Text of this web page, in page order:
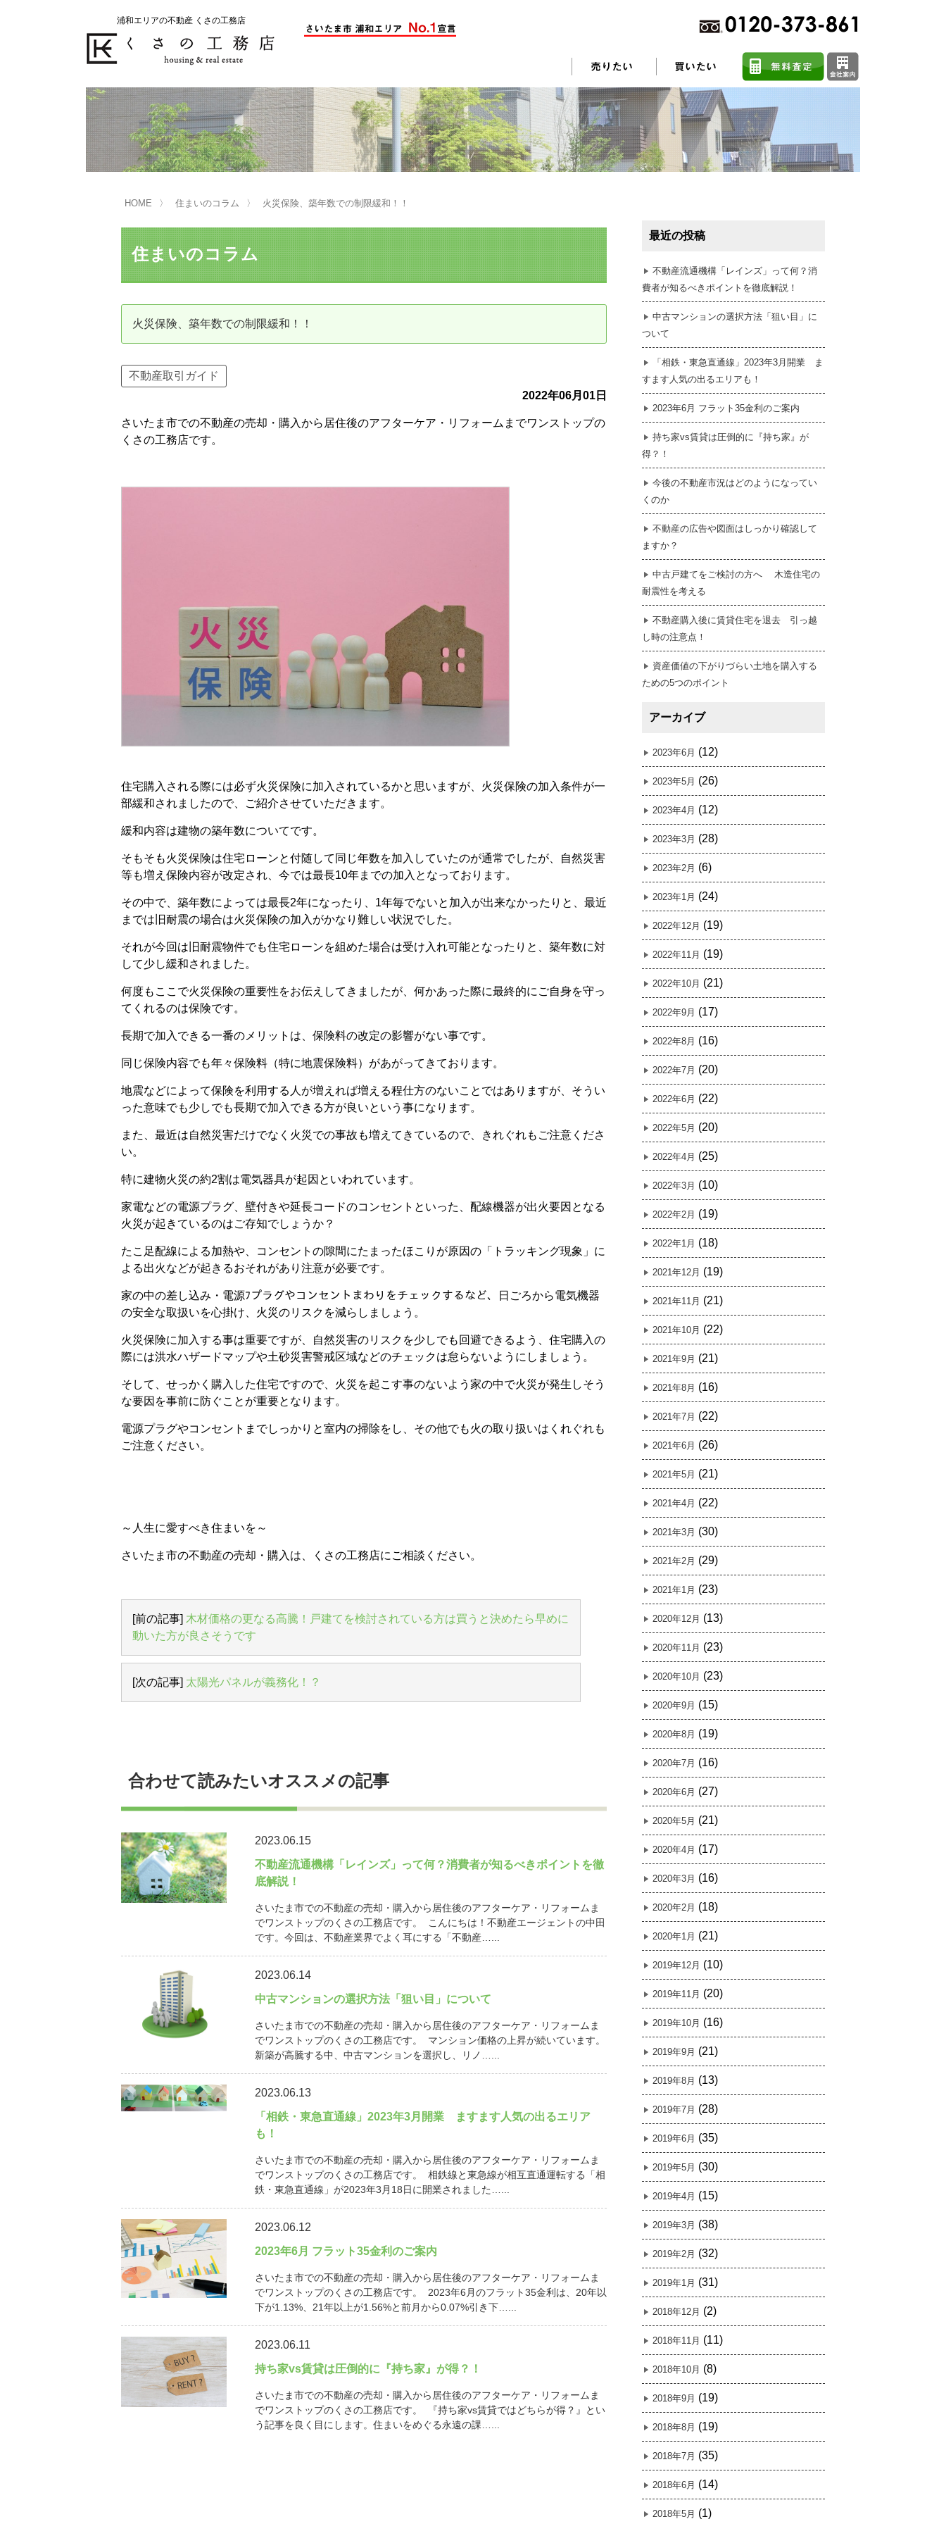
浦和エリアの不動産 くさの工務店
不動産の売却をお考えのお客様
くさの工務店が選ばれる理由 売却活動 売却されたお客様の声 不動産売却に関するよくある質問
買い替えサポート はじめての売却 不動産売却成功のコツ 任意売却
不動産の相続 売却前の修繕・リフォーム
売却の流れ（手順）
不動産売却の詳しい流れ 売買契約のご締結
不動産の引き渡し 不動産の残代金の受領について 不動産売却後の税金
不動産の購入をお考えのお客様
くさの工務店が選ばれる理由 購入されたお客様の声 不動産購入に関するよくある質問
住宅ローン控除・消費税について
リニュアル仲介とは
資産価値の減りにくい住宅購入 中古だから安心して購入できる仕組み リニュアル仲介で実現する豊かな暮らし はじめての物件探し
HOME 住まいのコラム 火災保険、築年数での制限緩和！！
住まいのコラム
火災保険、築年数での制限緩和！！
不動産取引ガイド
2022年06月01日
さいたま市での不動産の売却・購入から居住後のアフターケア・リフォームまでワンストップの
くさの工務店です。
住宅購入される際には必ず火災保険に加入されているかと思いますが、火災保険の加入条件が一
部緩和されましたので、ご紹介させていただきます。
緩和内容は建物の築年数についてです。
そもそも火災保険は住宅ローンと付随して同じ年数を加入していたのが通常でしたが、自然災害
等も増え保険内容が改定され、今では最長10年までの加入となっております。
その中で、築年数によっては最長2年になったり、1年毎でないと加入が出来なかったりと、最近
までは旧耐震の場合は火災保険の加入がかなり難しい状況でした。
それが今回は旧耐震物件でも住宅ローンを組めた場合は受け入れ可能となったりと、築年数に対
して少し緩和されました。
何度もここで火災保険の重要性をお伝えしてきましたが、何かあった際に最終的にご自身を守っ
てくれるのは保険です。
長期で加入できる一番のメリットは、保険料の改定の影響がない事です。
同じ保険内容でも年々保険料（特に地震保険料）があがってきております。
地震などによって保険を利用する人が増えれば増える程仕方のないことではありますが、そうい
った意味でも少しでも長期で加入できる方が良いという事になります。
また、最近は自然災害だけでなく火災での事故も増えてきているので、きれぐれもご注意くださ
い。
特に建物火災の約2割は電気器具が起因といわれています。
家電などの電源プラグ、壁付きや延長コードのコンセントといった、配線機器が出火要因となる
火災が起きているのはご存知でしょうか？
たこ足配線による加熱や、コンセントの隙間にたまったほこりが原因の「トラッキング現象」に
よる出火などが起きるおそれがあり注意が必要です。
家の中の差し込み・電源ﾌプラグやコンセントまわりをチェックするなど、日ごろから電気機器
の安全な取扱いを心掛け、火災のリスクを減らしましょう。
火災保険に加入する事は重要ですが、自然災害のリスクを少しでも回避できるよう、住宅購入の
際には洪水ハザードマップや土砂災害警戒区域などのチェックは怠らないようにしましょう。
そして、せっかく購入した住宅ですので、火災を起こす事のないよう家の中で火災が発生しそう
な要因を事前に防ぐことが重要となります。
電源プラグやコンセントまでしっかりと室内の掃除をし、その他でも火の取り扱いはくれぐれも
ご注意ください。
～人生に愛すべき住まいを～
さいたま市の不動産の売却・購入は、くさの工務店にご相談ください。
[前の記事] 木材価格の更なる高騰！戸建てを検討されている方は買うと決めたら早めに
動いた方が良さそうです
[次の記事] 太陽光パネルが義務化！？
合わせて読みたいオススメの記事
2023.06.15
不動産流通機構「レインズ」って何？消費者が知るべきポイントを徹
底解説！
さいたま市での不動産の売却・購入から居住後のアフターケア・リフォームま
でワンストップのくさの工務店です。 こんにちは！不動産エージェントの中田
です。今回は、不動産業界でよく耳にする「不動産…...
2023.06.14
中古マンションの選択方法「狙い目」について
さいたま市での不動産の売却・購入から居住後のアフターケア・リフォームま
でワンストップのくさの工務店です。 マンション価格の上昇が続いています。
新築が高騰する中、中古マンションを選択し、リノ…...
2023.06.13
「相鉄・東急直通線」2023年3月開業 ますます人気の出るエリア
も！
さいたま市での不動産の売却・購入から居住後のアフターケア・リフォームま
でワンストップのくさの工務店です。 相鉄線と東急線が相互直通運転する「相
鉄・東急直通線」が2023年3月18日に開業されました…...
2023.06.12
2023年6月 フラット35金利のご案内
さいたま市での不動産の売却・購入から居住後のアフターケア・リフォームま
でワンストップのくさの工務店です。 2023年6月のフラット35金利は、20年以
下が1.13%、21年以上が1.56%と前月から0.07%引き下…...
2023.06.11
持ち家vs賃貸は圧倒的に『持ち家』が得？！
さいたま市での不動産の売却・購入から居住後のアフターケア・リフォームま
でワンストップのくさの工務店です。 『持ち家vs賃貸ではどちらが得？』とい
う記事を良く目にします。住まいをめぐる永遠の課…...
最近の投稿
不動産流通機構「レインズ」って何？消
費者が知るべきポイントを徹底解説！
中古マンションの選択方法「狙い目」に
ついて
「相鉄・東急直通線」2023年3月開業 ま
すます人気の出るエリアも！
2023年6月 フラット35金利のご案内
持ち家vs賃貸は圧倒的に『持ち家』が
得？！
今後の不動産市況はどのようになってい
くのか
不動産の広告や図面はしっかり確認して
ますか？
中古戸建てをご検討の方へ 木造住宅の
耐震性を考える
不動産購入後に賃貸住宅を退去 引っ越
し時の注意点！
資産価値の下がりづらい土地を購入する
ための5つのポイント
アーカイブ
2023年6月 (12)
2023年5月 (26)
2023年4月 (12)
2023年3月 (28)
2023年2月 (6)
2023年1月 (24)
2022年12月 (19)
2022年11月 (19)
2022年10月 (21)
2022年9月 (17)
2022年8月 (16)
2022年7月 (20)
2022年6月 (22)
2022年5月 (20)
2022年4月 (25)
2022年3月 (10)
2022年2月 (19)
2022年1月 (18)
2021年12月 (19)
2021年11月 (21)
2021年10月 (22)
2021年9月 (21)
2021年8月 (16)
2021年7月 (22)
2021年6月 (26)
2021年5月 (21)
2021年4月 (22)
2021年3月 (30)
2021年2月 (29)
2021年1月 (23)
2020年12月 (13)
2020年11月 (23)
2020年10月 (23)
2020年9月 (15)
2020年8月 (19)
2020年7月 (16)
2020年6月 (27)
2020年5月 (21)
2020年4月 (17)
2020年3月 (16)
2020年2月 (18)
2020年1月 (21)
2019年12月 (10)
2019年11月 (20)
2019年10月 (16)
2019年9月 (21)
2019年8月 (13)
2019年7月 (28)
2019年6月 (35)
2019年5月 (30)
2019年4月 (15)
2019年3月 (38)
2019年2月 (32)
2019年1月 (31)
2018年12月 (2)
2018年11月 (11)
2018年10月 (8)
2018年9月 (19)
2018年8月 (19)
2018年7月 (35)
2018年6月 (14)
2018年5月 (1)